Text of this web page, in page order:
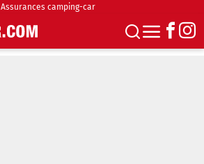
Assurances camping-car